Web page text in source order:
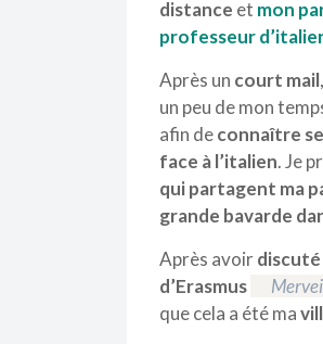
distance et mon
professeur
Après un court mail
un peu de mon
afin deconnaître
face à l’italien. Je
qui partagent ma
grande bavarde
Après avoirdiscuté
d’Erasmus
que cela a été ma